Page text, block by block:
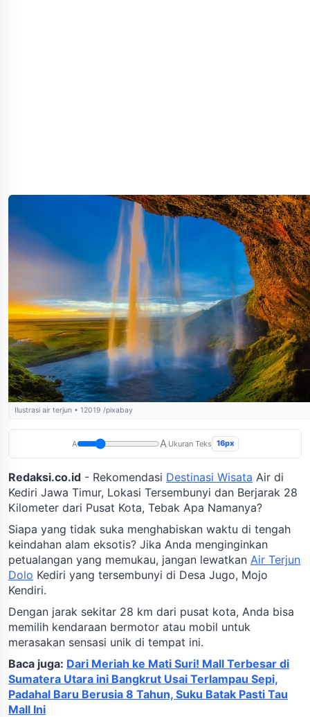
Ilustrasi air terjun • 12019 /pixabay
A A Ukuran Teks 16px
Redaksi.co.id - Rekomendasi Destinasi Wisata Air di
Kediri Jawa Timur, Lokasi Tersembunyi dan Berjarak 28
Kilometer dari Pusat Kota, Tebak Apa Namanya?
Siapa yang tidak suka menghabiskan waktu di tengah
keindahan alam eksotis? Jika Anda menginginkan
petualangan yang memukau, jangan lewatkan Air Terjun
Dolo Kediri yang tersembunyi di Desa Jugo, Mojo
Kendiri.
Dengan jarak sekitar 28 km dari pusat kota, Anda bisa
memilih kendaraan bermotor atau mobil untuk
merasakan sensasi unik di tempat ini.
Baca juga: Dari Meriah ke Mati Suri! Mall Terbesar di
Sumatera Utara ini Bangkrut Usai Terlampau Sepi,
Padahal Baru Berusia 8 Tahun, Suku Batak Pasti Tau
Mall Ini